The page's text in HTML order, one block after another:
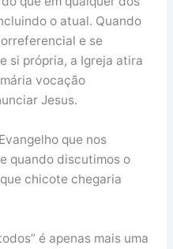
o atual. Quando
e se
si própria, a Igreja atira
vocação
Jesus.
que nos
quando discutimos o
chicote chegaria
é apenas mais uma